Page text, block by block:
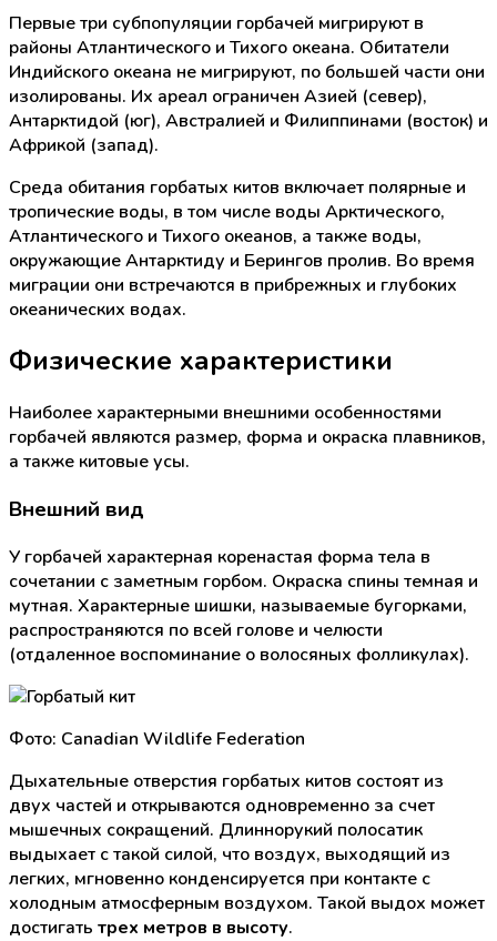
Первые три субпопуляции горбачей мигрируют в
районы Атлантического и Тихого океана. Обитатели
Индийского океана не мигрируют, по большей части они
изолированы. Их ареал ограничен Азией (север),
Антарктидой (юг), Австралией и Филиппинами (восток) и
Африкой (запад).
Среда обитания горбатых китов включает полярные и
тропические воды, в том числе воды Арктического,
Атлантического и Тихого океанов, а также воды,
окружающие Антарктиду и Берингов пролив. Во время
миграции они встречаются в прибрежных и глубоких
океанических водах.
Физические характеристики
Наиболее характерными внешними особенностями
горбачей являются размер, форма и окраска плавников,
а также китовые усы.
Внешний вид
У горбачей характерная коренастая форма тела в
сочетании с заметным горбом. Окраска спины темная и
мутная. Характерные шишки, называемые бугорками,
распространяются по всей голове и челюсти
(отдаленное воспоминание о волосяных фолликулах).
Фото: Canadian Wildlife Federation
Дыхательные отверстия горбатых китов состоят из
двух частей и открываются одновременно за счет
мышечных сокращений. Длиннорукий полосатик
выдыхает с такой силой, что воздух, выходящий из
легких, мгновенно конденсируется при контакте с
холодным атмосферным воздухом. Такой выдох может
достигать трех метров в высоту.